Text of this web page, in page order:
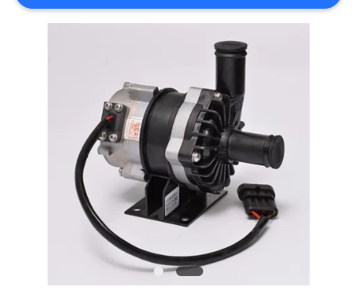
AKTUALNOŚCI
WSZYSTKIE
PRZYPADKI
POPROSIĆ